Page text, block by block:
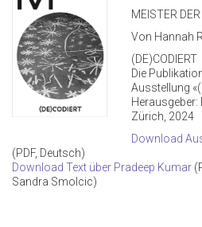
MEISTER
Von Hannah
(DE)CODIERT
Die
Ausstellung
Herausgeber:
Zürich, 2024
Download
(PDF, Deutsch)
Download Text über Pradeep Kumar
Sandra Smolcic)